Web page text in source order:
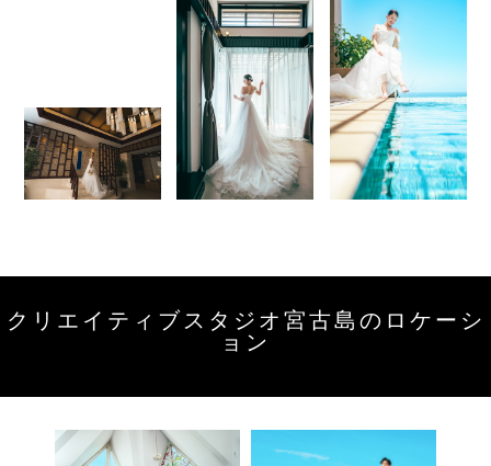
クリエイティブスタジオ宮古島のロケーシ
ョン